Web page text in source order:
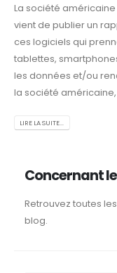
La société
vient de publier un
ces logiciels qui
tablettes,
les données et/ou
la société
LIRE LA SUITE...
Concernant
Retrouvez toutes
blog.